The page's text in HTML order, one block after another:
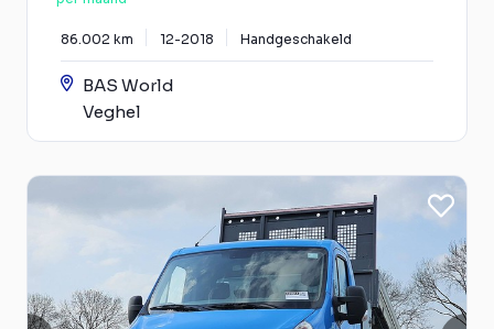
86.002 km 12-2018 Handgeschakeld
BAS World
Veghel